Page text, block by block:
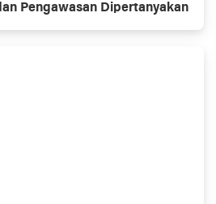
Pengawasan Dipertanyakan